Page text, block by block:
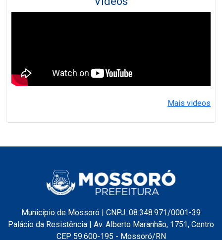
Mais videos
Município de Mossoró | CNPJ: 08.348.971/0001-39
Palácio da Resistência | Av. Alberto Maranhão, 1751, Centro
CEP 59.600-195 - Mossoró/RN